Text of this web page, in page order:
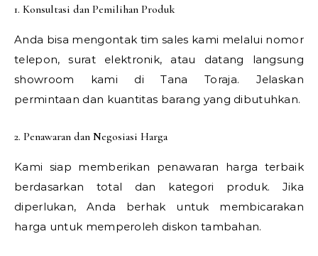
1. Konsultasi dan Pemilihan Produk
Anda bisa mengontak tim sales kami melalui nomor
telepon, surat elektronik, atau datang langsung
showroom kami di Tana Toraja. Jelaskan
permintaan dan kuantitas barang yang dibutuhkan.
2. Penawaran dan Negosiasi Harga
Kami siap memberikan penawaran harga terbaik
berdasarkan total dan kategori produk. Jika
diperlukan, Anda berhak untuk membicarakan
harga untuk memperoleh diskon tambahan.